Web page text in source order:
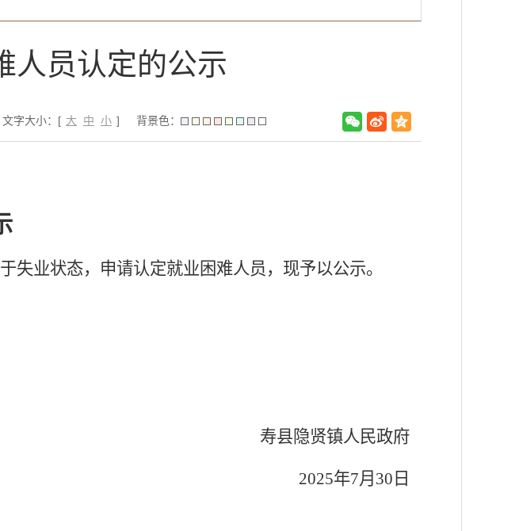
人员认定的公示
文字大小：[ 大 中 小 ] 背景色：
失业状态，申请认定就业困难人员，现予以公示。
寿县隐贤镇人民政府
2025年7月 30 日